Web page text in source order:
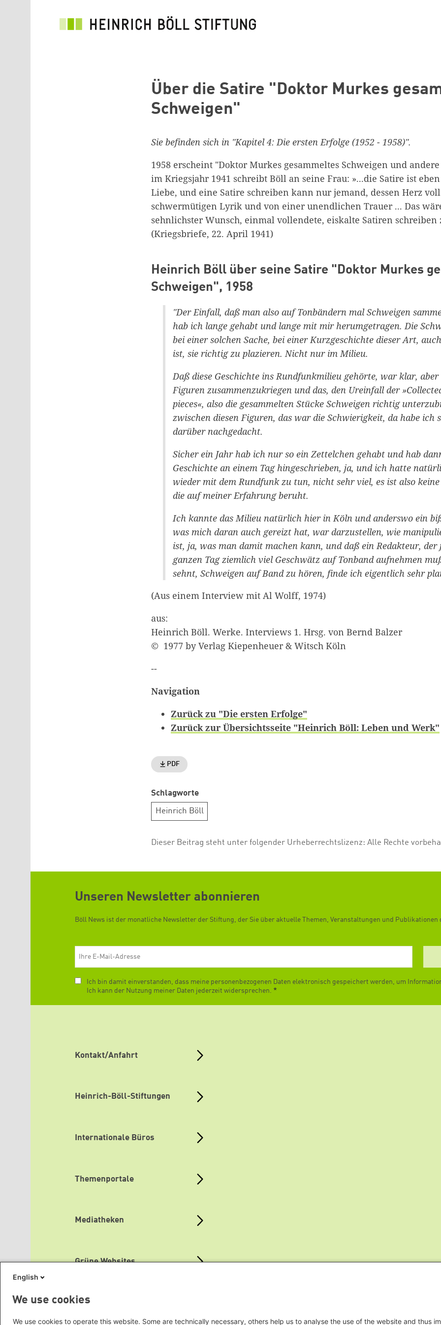
Über die Satire "Doktor Murkes
Schweigen"
Sie befinden sich in "Kapitel 4: Die ersten Erfolge (1952 - 1958)".
1958 erscheint "Doktor Murkes gesammeltes Schweigen und
im Kriegsjahr 1941 schreibt Böll an seine Frau: »...die Satire ist
Liebe, und eine Satire schreiben kann nur jemand, dessen Herz
schwermütigen Lyrik und von einer unendlichen Trauer ... Das
sehnlichster Wunsch, einmal vollendete, eiskalte Satiren schreiben
(Kriegsbriefe, 22. April 1941)
Heinrich Böll über seine Satire "Doktor Murkes
Schweigen", 1958
"Der Einfall, daß man also auf Tonbändern mal Schweigen
hab ich lange gehabt und lange mit mir herumgetragen. Die
bei einer solchen Sache, bei einer Kurzgeschichte dieser Art,
ist, sie richtig zu plazieren. Nicht nur im Milieu.
Daß diese Geschichte ins Rundfunkmilieu gehörte, war klar,
Figuren zusammenzukriegen und das, den Ureinfall der
pieces«, also die gesammelten Stücke Schweigen richtig
zwischen diesen Figuren, das war die Schwierigkeit, da habe ich
darüber nachgedacht.
Sicher ein Jahr hab ich nur so ein Zettelchen gehabt und hab
Geschichte an einem Tag hingeschrieben, ja, und ich hatte
wieder mit dem Rundfunk zu tun, nicht sehr viel, es ist also
die auf meiner Erfahrung beruht.
Ich kannte das Milieu natürlich hier in Köln und anderswo ein
was mich daran auch gereizt hat, war darzustellen, wie
ist, ja, was man damit machen kann, und daß ein Redakteur, der
ganzen Tag ziemlich viel Geschwätz auf Tonband aufnehmen
sehnt, Schweigen auf Band zu hören, finde ich eigentlich sehr
(Aus einem Interview mit Al Wolff, 1974)
aus:
Heinrich Böll. Werke. Interviews 1. Hrsg. von Bernd Balzer
© 1977 by Verlag Kiepenheuer & Witsch Köln
--
Navigation
Zurück zu "Die ersten Erfolge"
Zurück zur Übersichtsseite "Heinrich Böll: Leben und Werk"
PDF
Schlagworte
Heinrich Böll
Dieser Beitrag steht unter folgender Urheberrechtslizenz: Alle Rechte
Zum Warenkorb hinzugefügt:
weiter lesen Zum Warenkorb
Unseren Newsletter abonnieren
Böll News ist der monatliche Newsletter der Stiftung, der Sie über aktuelle Themen, Veranstaltungen und
Ich bin damit einverstanden, dass meine personenbezogenen Daten elektronisch gespeichert werden, um
Ich kann der Nutzung meiner Daten jederzeit widersprechen.
Kontakt/Anfahrt
Heinrich-Böll-Stiftungen
Internationale Büros
Themenportale
Mediatheken
Grüne Websites
Social Links
English
We use cookies
We use cookies to operate this website. Some are technically necessary, others help us to analyse the use of the website and thus